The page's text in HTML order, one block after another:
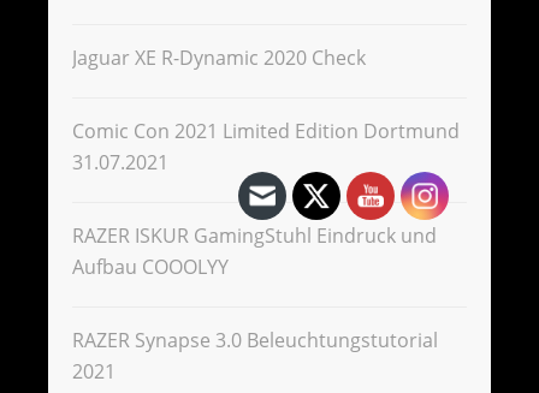
Jaguar XE R-Dynamic 2020 Check
Comic Con 2021 Limited Edition Dortmund
31.07.2021
RAZER ISKUR GamingStuhl Eindruck und
Aufbau COOOLYY
RAZER Synapse 3.0 Beleuchtungstutorial
2021